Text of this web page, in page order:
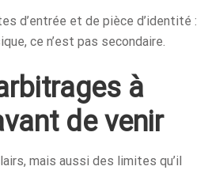
d’entrée et de pièce d’identité :
ce n’est pas secondaire.
à
de venir
mais aussi des limites qu’il